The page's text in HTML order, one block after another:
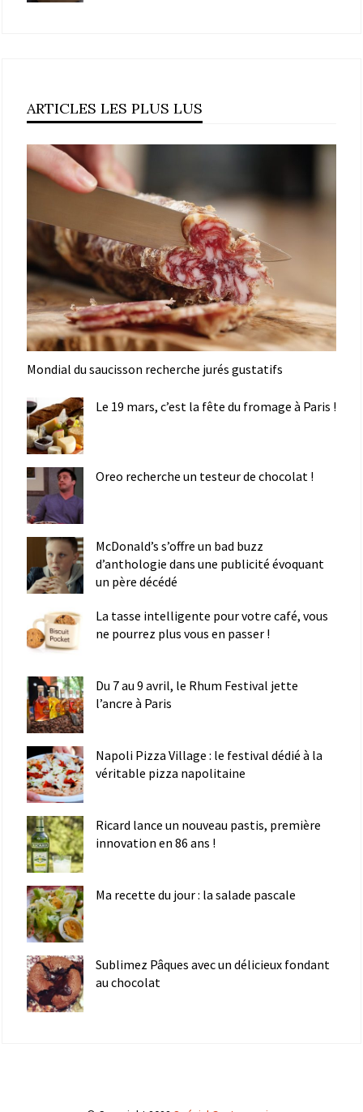
ARTICLES LES PLUS LUS
Mondial du saucisson recherche jurés gustatifs
Le 19 mars, c’est la fête du fromage à Paris !
Oreo recherche un testeur de chocolat !
McDonald’s s’offre un bad buzz
d’anthologie dans une publicité évoquant
un père décédé
La tasse intelligente pour votre café, vous
ne pourrez plus vous en passer !
Du 7 au 9 avril, le Rhum Festival jette
l’ancre à Paris
Napoli Pizza Village : le festival dédié à la
véritable pizza napolitaine
Ricard lance un nouveau pastis, première
innovation en 86 ans !
Ma recette du jour : la salade pascale
Sublimez Pâques avec un délicieux fondant
au chocolat